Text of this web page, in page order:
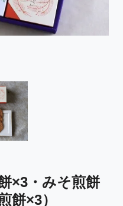
×3・みそ煎餅
餅×3）